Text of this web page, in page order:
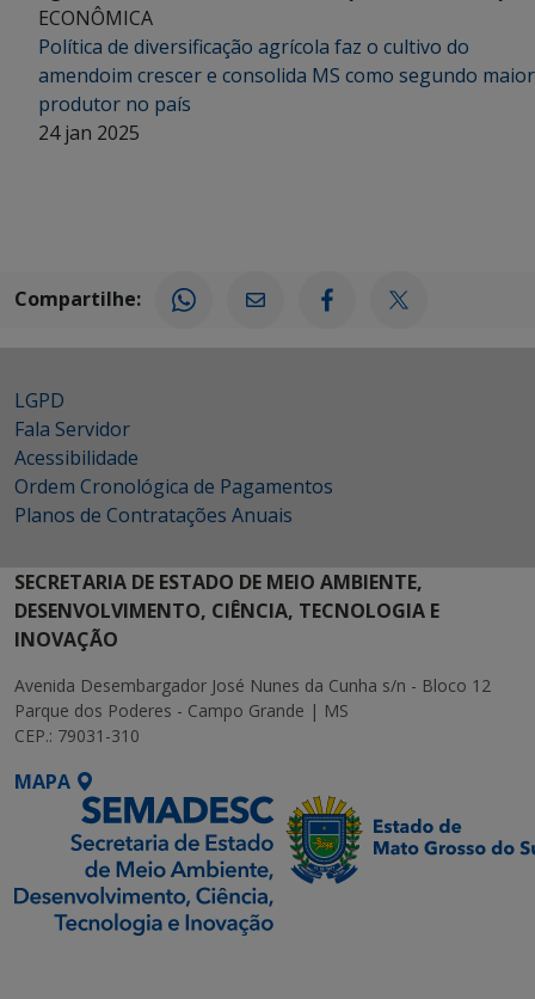
ECONÔMICA
Política de diversificação agrícola faz o cultivo do
amendoim crescer e consolida MS como segundo maior
produtor no país
24 jan 2025
Compartilhe:
LGPD
Fala Servidor
Acessibilidade
Ordem Cronológica de Pagamentos
Planos de Contratações Anuais
SECRETARIA DE ESTADO DE MEIO AMBIENTE,
DESENVOLVIMENTO, CIÊNCIA, TECNOLOGIA E
INOVAÇÃO
Avenida Desembargador José Nunes da Cunha s/n - Bloco 12
Parque dos Poderes - Campo Grande | MS
CEP.: 79031-310
MAPA